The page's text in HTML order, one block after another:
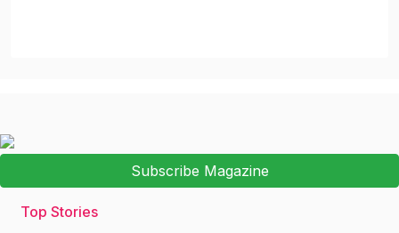
Subscribe Magazine
Top Stories